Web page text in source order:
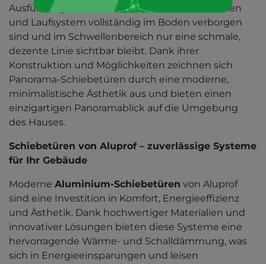
Ausführung mit Schlitzschwelle, bei der Rahmen
und Laufsystem vollständig im Boden verborgen
sind und im Schwellenbereich nur eine schmale,
dezente Linie sichtbar bleibt. Dank ihrer
Konstruktion und Möglichkeiten zeichnen sich
Panorama-Schiebetüren durch eine moderne,
minimalistische Ästhetik aus und bieten einen
einzigartigen Panoramablick auf die Umgebung
des Hauses.
Schiebetüren von Aluprof – zuverlässige Systeme
für Ihr Gebäude
Moderne Aluminium-Schiebetüren von Aluprof
sind eine Investition in Komfort, Energieeffizienz
und Ästhetik. Dank hochwertiger Materialien und
innovativer Lösungen bieten diese Systeme eine
hervorragende Wärme- und Schalldämmung, was
sich in Energieeinsparungen und leisen